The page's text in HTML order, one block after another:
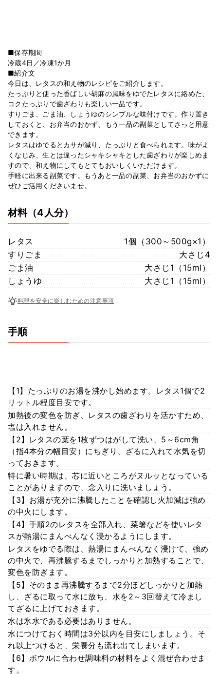
■保存期間
冷蔵4日／冷凍1か月
■紹介文
今日は、レタスの和え物のレシピをご紹介します。
たっぷりと使った香ばしい胡麻の風味をゆでたレタスに絡めた、
コクたっぷりで歯ざわりも楽しい一品です。
すりごま、ごま油、しょうゆのシンプルな味付けです。作り置き
しておくと、お弁当のおかず、もう一品の副菜としてさっと用意
できます。
レタスはゆでるとカサが減り、たっぷりと食べられます。味がよ
くなじみ、生とは違ったシャキシャキとした歯ざわりが楽しめま
すので、和え物にしてもとてもおいしくいただけます。
手軽に出来る副菜です。もうあと一品の副菜、お弁当のおかずに
ぜひご活用くださいませ。
材料（4人分）
レタス
1個（300～500g×1）
すりごま
大さじ4
ごま油
大さじ1（15ml）
しょうゆ
大さじ1（15ml）
料理を安全に楽しむための注意事項
手順
【1】たっぷりのお湯を沸かし始めます。レタス1個で2
リットル程度目安です。
加熱後の変色を防ぎ、レタスの歯ざわりを活かすため、
塩は入れません。
【2】レタスの葉を1枚ずつはがして洗い、5～6cm角
（指4本分の幅目安）にちぎり、ざるに入れて水気を切
っておきます。
特に暑い時期は、芯に近いところがヌルッとなっている
ことがありますので、念入りに洗いましょう。
【3】お湯が充分に沸騰したことを確認し火加減は強め
の中火にします。
【4】手順2のレタスを全部入れ、菜箸などを使いレタ
スが熱湯にまんべんなく浸かるようにします。
レタスをゆでる際は、熱湯にまんべんなく浸けて、強め
の中火で、再沸騰するまでしっかりと加熱することで、
変色を防ぎます。
【5】そのまま再沸騰するまで2分ほどしっかりと加熱
し、ざるに取って水に放ち、水を2～3回替えて冷まし
てざるに上げておきます。
水は氷水である必要はありません。
水につけておく時間は3分以内を目安にしましょう。そ
れ以上つけると、栄養分も流れ出てしまいます。
【6】ボウルに合わせ調味料の材料をよく混ぜ合わせま
す。